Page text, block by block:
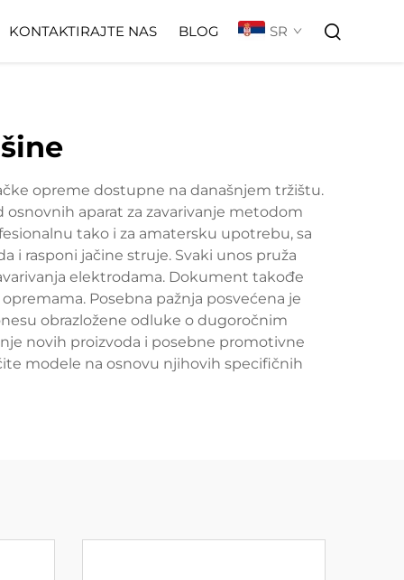
KONTAKTIRAJTE NAS BLOG SR
opreme dostupne na današnjem tržištu.
aparat za zavarivanje metodom
tako i za amatersku upotrebu, sa
i rasponi jačine struje. Svaki unos pruža
elektrodama. Dokument takođe
Posebna pažnja posvećena je
obrazložene odluke o dugoročnim
novih proizvoda i posebne promotivne
modele na osnovu njihovih specifičnih